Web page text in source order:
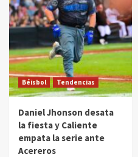
Béisbol Tendencias
Daniel Jhonson desata
la fiesta y Caliente
empata la serie ante
Acereros